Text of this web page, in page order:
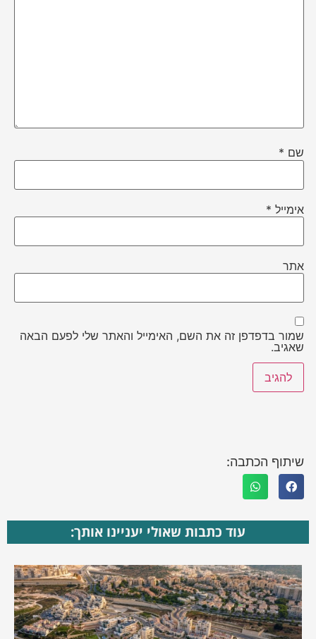
שם *
אימייל *
אתר
שמור בדפדפן זה את השם, האימייל והאתר שלי לפעם הבאה
שאגיב.
שיתוף הכתבה:
עוד כתבות שאולי יעניינו אותך: